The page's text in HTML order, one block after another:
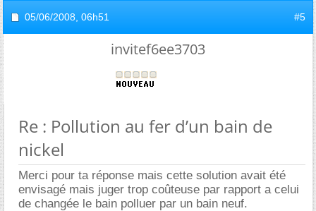
05/06/2008, 06h51 #5
invitef6ee3703
Re : Pollution au fer d’un bain de
nickel
Merci pour ta réponse mais cette solution avait été
envisagé mais juger trop coûteuse par rapport a celui
de changée le bain polluer par un bain neuf.